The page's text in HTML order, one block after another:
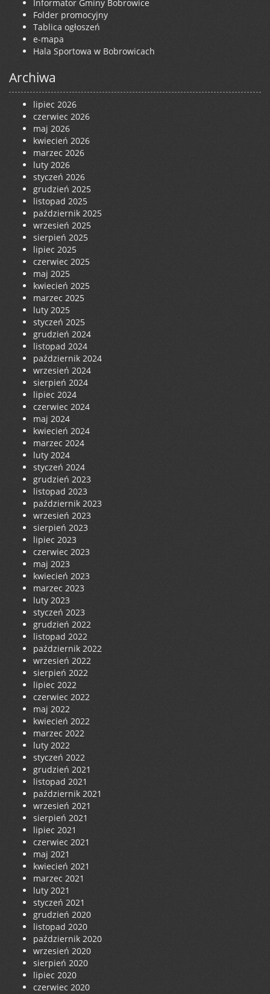
Informator Gminy Bobrowice
Folder promocyjny
Tablica ogłoszeń
e-mapa
Hala Sportowa w Bobrowicach
Archiwa
lipiec 2026
czerwiec 2026
maj 2026
kwiecień 2026
marzec 2026
luty 2026
styczeń 2026
grudzień 2025
listopad 2025
październik 2025
wrzesień 2025
sierpień 2025
lipiec 2025
czerwiec 2025
maj 2025
kwiecień 2025
marzec 2025
luty 2025
styczeń 2025
grudzień 2024
listopad 2024
październik 2024
wrzesień 2024
sierpień 2024
lipiec 2024
czerwiec 2024
maj 2024
kwiecień 2024
marzec 2024
luty 2024
styczeń 2024
grudzień 2023
listopad 2023
październik 2023
wrzesień 2023
sierpień 2023
lipiec 2023
czerwiec 2023
maj 2023
kwiecień 2023
marzec 2023
luty 2023
styczeń 2023
grudzień 2022
listopad 2022
październik 2022
wrzesień 2022
sierpień 2022
lipiec 2022
czerwiec 2022
maj 2022
kwiecień 2022
marzec 2022
luty 2022
styczeń 2022
grudzień 2021
listopad 2021
październik 2021
wrzesień 2021
sierpień 2021
lipiec 2021
czerwiec 2021
maj 2021
kwiecień 2021
marzec 2021
luty 2021
styczeń 2021
grudzień 2020
listopad 2020
październik 2020
wrzesień 2020
sierpień 2020
lipiec 2020
czerwiec 2020